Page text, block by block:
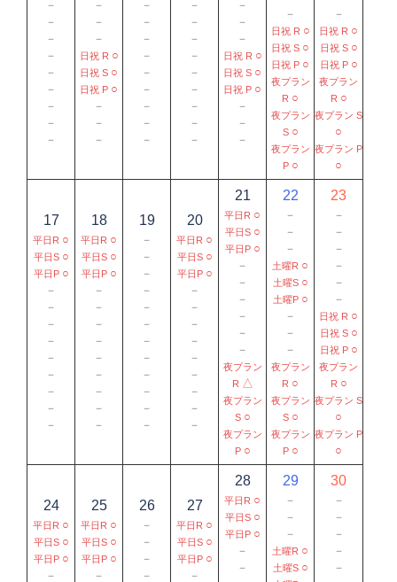
－
－
－
－
－
－
－
－
－
－
－
－
日祝 R ○
日祝 S ○
日祝 P ○
－
－
－
－
－
－
－
－
－
－
－
－
－
－
－
－
－
－
－
－
－
－
－
－
日祝 R ○
日祝 S ○
日祝 P ○
－
－
－
－
日祝 R ○
日祝 S ○
日祝 P ○
夜プラン
R ○
夜プラン
S ○
夜プラン
P ○
－
日祝 R ○
日祝 S ○
日祝 P ○
夜プラン
R ○
夜プラン S
○
夜プラン P
○
17
平日R ○
平日S ○
平日P ○
－
－
－
－
－
－
－
－
－
18
平日R ○
平日S ○
平日P ○
－
－
－
－
－
－
－
－
－
19
－
－
－
－
－
－
－
－
－
－
－
－
20
平日R ○
平日S ○
平日P ○
－
－
－
－
－
－
－
－
－
21
平日R ○
平日S ○
平日P ○
－
－
－
－
－
－
夜プラン
R △
夜プラン
S ○
夜プラン
P ○
22
－
－
－
土曜R ○
土曜S ○
土曜P ○
－
－
－
夜プラン
R ○
夜プラン
S ○
夜プラン
P ○
23
－
－
－
－
－
－
日祝 R ○
日祝 S ○
日祝 P ○
夜プラン
R ○
夜プラン S
○
夜プラン P
○
24
平日R ○
平日S ○
平日P ○
－
25
平日R ○
平日S ○
平日P ○
－
26
－
－
－
－
27
平日R ○
平日S ○
平日P ○
－
28
平日R ○
平日S ○
平日P ○
－
－
29
－
－
－
土曜R ○
土曜S ○
30
－
－
－
－
－